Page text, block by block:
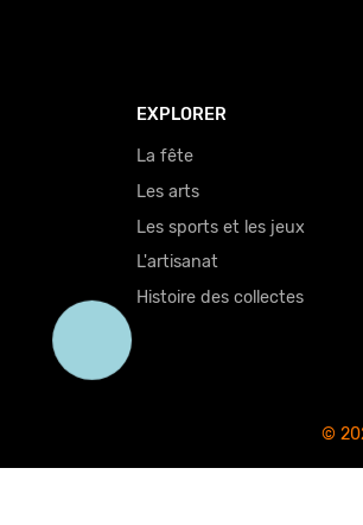
EXPLORER
La fête
Les arts
Les sports et les jeux
L'artisanat
Histoire des collectes
©